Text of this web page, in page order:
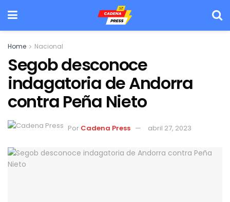
Home Nacional
Segob desconoce
indagatoria de Andorra
contra Peña Nieto
Por Cadena Press abril 27, 2023